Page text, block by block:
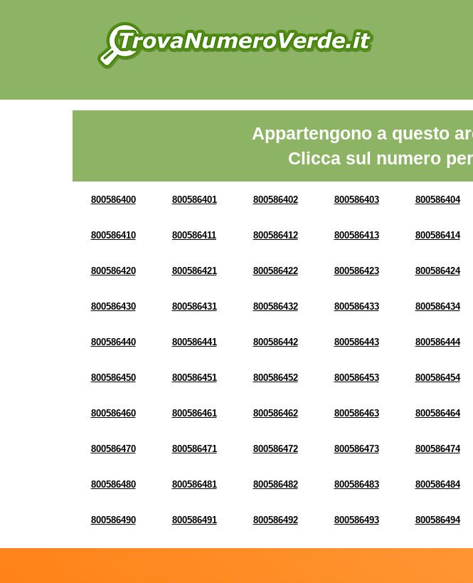
Appartengono a questo
Clicca sul numero
800586400 800586401 800586402 800586403 800586404
800586410 800586411 800586412 800586413 800586414
800586420 800586421 800586422 800586423 800586424
800586430 800586431 800586432 800586433 800586434
800586440 800586441 800586442 800586443 800586444
800586450 800586451 800586452 800586453 800586454
800586460 800586461 800586462 800586463 800586464
800586470 800586471 800586472 800586473 800586474
800586480 800586481 800586482 800586483 800586484
800586490 800586491 800586492 800586493 800586494